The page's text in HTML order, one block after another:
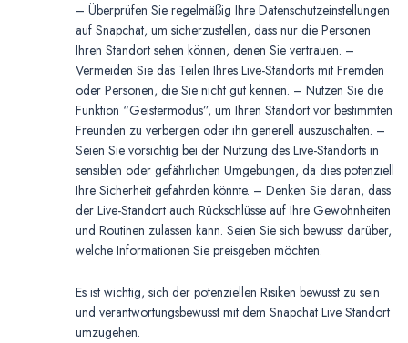
– Überprüfen Sie regelmäßig Ihre Datenschutzeinstellungen
auf Snapchat, um sicherzustellen, dass nur die Personen
Ihren Standort sehen können, denen Sie vertrauen. –
Vermeiden Sie das Teilen Ihres Live-Standorts mit Fremden
oder Personen, die Sie nicht gut kennen. – Nutzen Sie die
Funktion “Geistermodus”, um Ihren Standort vor bestimmten
Freunden zu verbergen oder ihn generell auszuschalten. –
Seien Sie vorsichtig bei der Nutzung des Live-Standorts in
sensiblen oder gefährlichen Umgebungen, da dies potenziell
Ihre Sicherheit gefährden könnte. – Denken Sie daran, dass
der Live-Standort auch Rückschlüsse auf Ihre Gewohnheiten
und Routinen zulassen kann. Seien Sie sich bewusst darüber,
welche Informationen Sie preisgeben möchten.
Es ist wichtig, sich der potenziellen Risiken bewusst zu sein
und verantwortungsbewusst mit dem Snapchat Live Standort
umzugehen.